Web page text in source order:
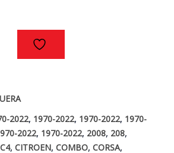
2022, 1970-2022, 1970-2022, 1970-
2022, 1970-2022, 2008, 208,
C4, CITROEN, COMBO, CORSA,